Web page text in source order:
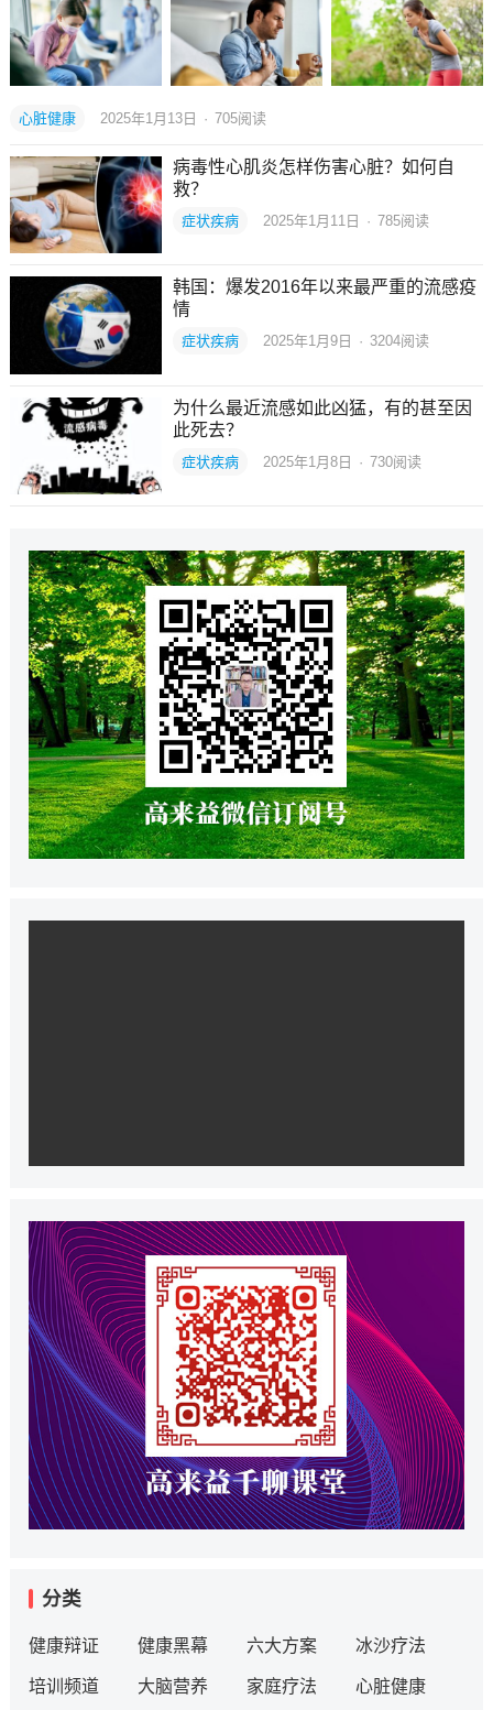
心脏健康 2025年1月13日 · 705阅读
病毒性心肌炎怎样伤害心脏？如何自
救？
症状疾病 2025年1月11日 · 785阅读
韩国：爆发2016年以来最严重的流感疫
情
症状疾病 2025年1月9日 · 3204阅读
为什么最近流感如此凶猛，有的甚至因
此死去？
症状疾病 2025年1月8日 · 730阅读
分类
健康辩证 健康黑幕 六大方案 冰沙疗法
培训频道 大脑营养 家庭疗法 心脏健康